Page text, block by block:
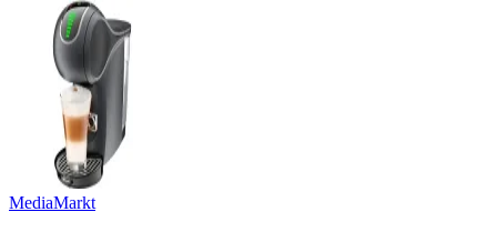
MediaMarkt